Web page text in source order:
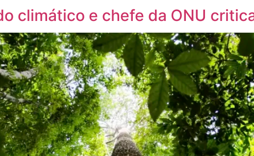
climático e chefe da ONU